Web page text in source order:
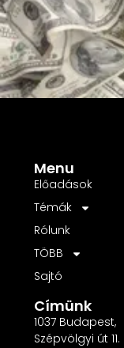
Menu
Előadások
Témák
Rólunk
TÖBB
Sajtó
Címünk
1037 Budapest,
Szépvölgyi út 11.